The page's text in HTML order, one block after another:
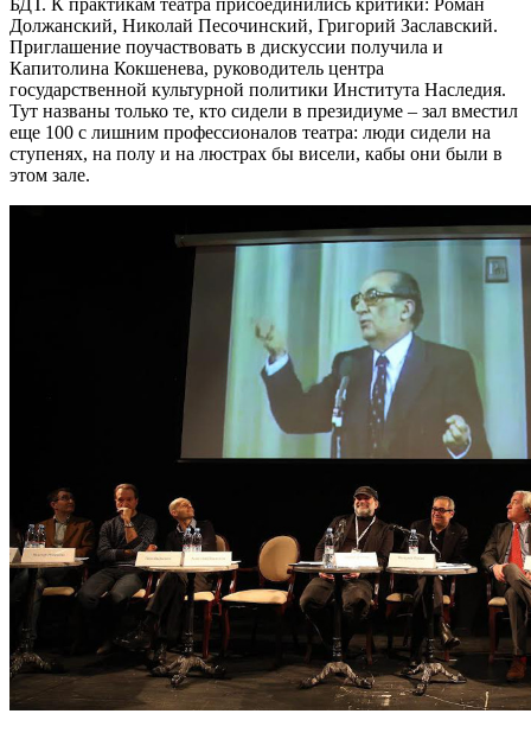
БДТ. К практикам театра присоединились критики: Роман
Должанский, Николай Песочинский, Григорий Заславский.
Приглашение поучаствовать в дискуссии получила и
Капитолина Кокшенева, руководитель центра
государственной культурной политики Института Наследия.
Тут названы только те, кто сидели в президиуме – зал вместил
еще 100 с лишним профессионалов театра: люди сидели на
ступенях, на полу и на люстрах бы висели, кабы они были в
этом зале.